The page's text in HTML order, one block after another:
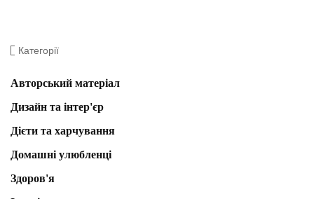
Категорії
Авторський матеріал
Дизайн та інтер'єр
Дієти та харчування
Домашні улюбленці
Здоров'я